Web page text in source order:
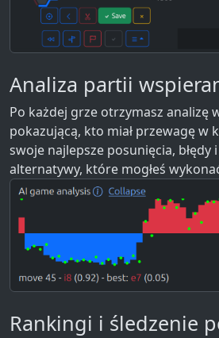
Analiza partii
Po każdej grze otrzymasz analizę
pokazującą, kto miał przewagę w
swoje najlepsze posunięcia, błędy
alternatywy, które mogłeś
Rankingi i śledzenie